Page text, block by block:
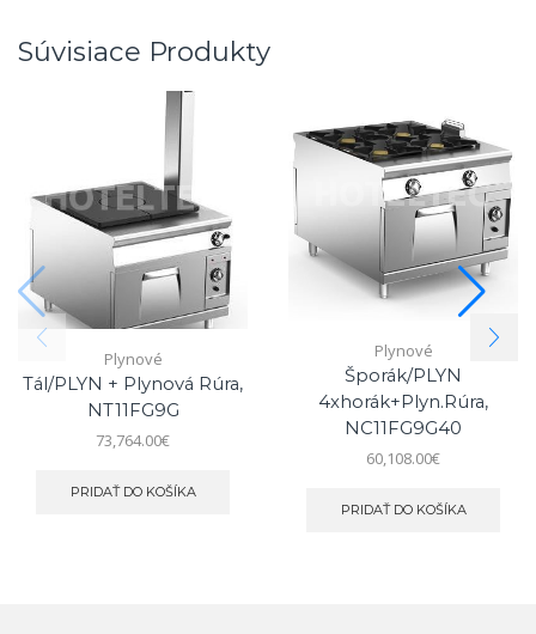
Súvisiace Produkty
Plynové
Tál/PLYN + Plynová Rúra,
NT11FG9G
73,764.00€
PRIDAŤ DO KOŠÍKA
Plynové
Šporák/PLYN
4xhorák+plyn.rúra,
NC11FG9G40
60,108.00€
PRIDAŤ DO KOŠÍKA